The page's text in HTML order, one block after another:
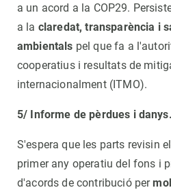
a un acord a la COP29.
a la claredat, transparència i
ambientals pel que fa a
cooperatius i resultats de
internacionalment (ITMO).
5/ Informe de pèrdues i danys.
S'espera que les parts revisin
primer any operatiu del fons i
d'acords de contribució per